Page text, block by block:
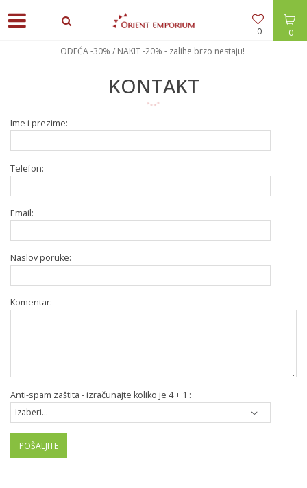
0
0
ODEĆA -30% / NAKIT -20% - zalihe brzo nestaju!
KONTAKT
Ime i prezime:
Telefon:
Email:
Naslov poruke:
Komentar:
Anti-spam zaštita - izračunajte koliko je 4 + 1 :
POŠALJITE